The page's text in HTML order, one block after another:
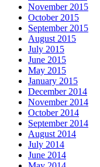
November 2015
October 2015
September 2015
August 2015
July 2015
June 2015
May 2015
January 2015
December 2014
November 2014
October 2014
September 2014
August 2014
July 2014
June 2014